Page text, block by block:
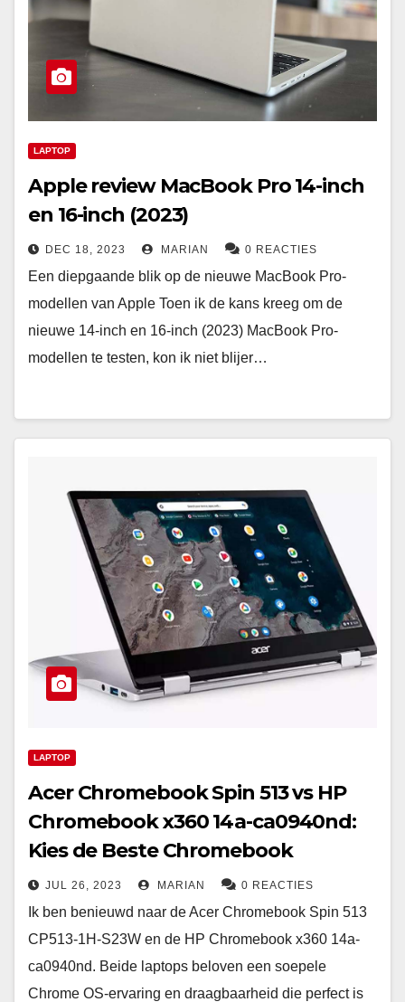
LAPTOP
Apple review MacBook Pro 14-inch
en 16-inch (2023)
DEC 18, 2023 MARIAN 0 REACTIES
Een diepgaande blik op de nieuwe MacBook Pro-
modellen van Apple Toen ik de kans kreeg om de
nieuwe 14-inch en 16-inch (2023) MacBook Pro-
modellen te testen, kon ik niet blijer…
LAPTOP
Acer Chromebook Spin 513 vs HP
Chromebook x360 14a-ca0940nd:
Kies de Beste Chromebook
JUL 26, 2023 MARIAN 0 REACTIES
Ik ben benieuwd naar de Acer Chromebook Spin 513
CP513-1H-S23W en de HP Chromebook x360 14a-
ca0940nd. Beide laptops beloven een soepele
Chrome OS-ervaring en draagbaarheid die perfect is